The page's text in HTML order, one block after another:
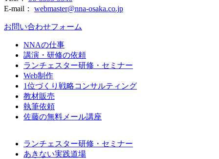
E-mail： webmaster@nna-osaka.co.jp
お問い合わせフォーム
NNAの仕事
講演・研修の依頼
ランチェスター研修・セミナー
Web制作
1位づくり戦略コンサルティング
教材販売
執筆依頼
佐藤の無料メール講座
ランチェスター研修・セミナー
あきない実践道場